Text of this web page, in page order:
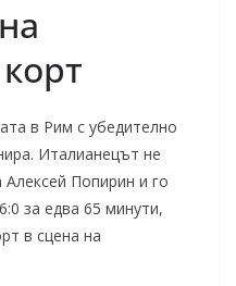
в Рим с убедително
Италианецът не
Попирин и го
за едва 65 минути,
в сцена на